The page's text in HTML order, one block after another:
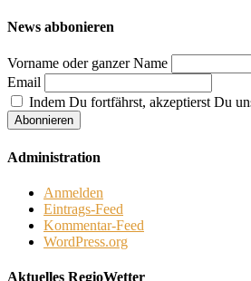
News abbonieren
Vorname oder ganzer Name
Email
Indem Du fortfährst, akzeptierst Du
Administration
Anmelden
Eintrags-Feed
Kommentar-Feed
WordPress.org
Aktuelles RegioWetter